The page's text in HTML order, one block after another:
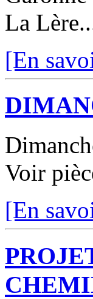
La
[En
Voir
[En